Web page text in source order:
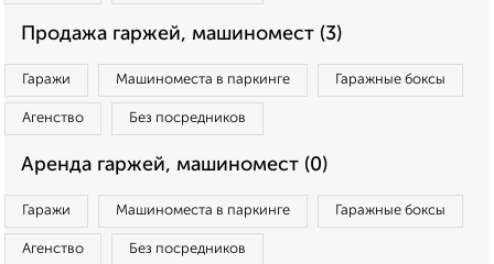
Продажа гаржей, машиномест (3)
Гаражи Машиноместа в паркинге Гаражные боксы
Агенство Без посредников
Аренда гаржей, машиномест (0)
Гаражи Машиноместа в паркинге Гаражные боксы
Агенство Без посредников